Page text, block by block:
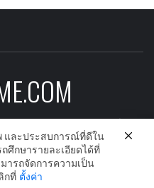
ต ดาราเกาหลี ซีรีย์
กร้องเกาหลีก่อนใคร
และประสบการณ์ที่ดีใน
ศึกษารายละเอียดได้ที่
ารถจัดการความเป็น
กที่ ตั้งค่า